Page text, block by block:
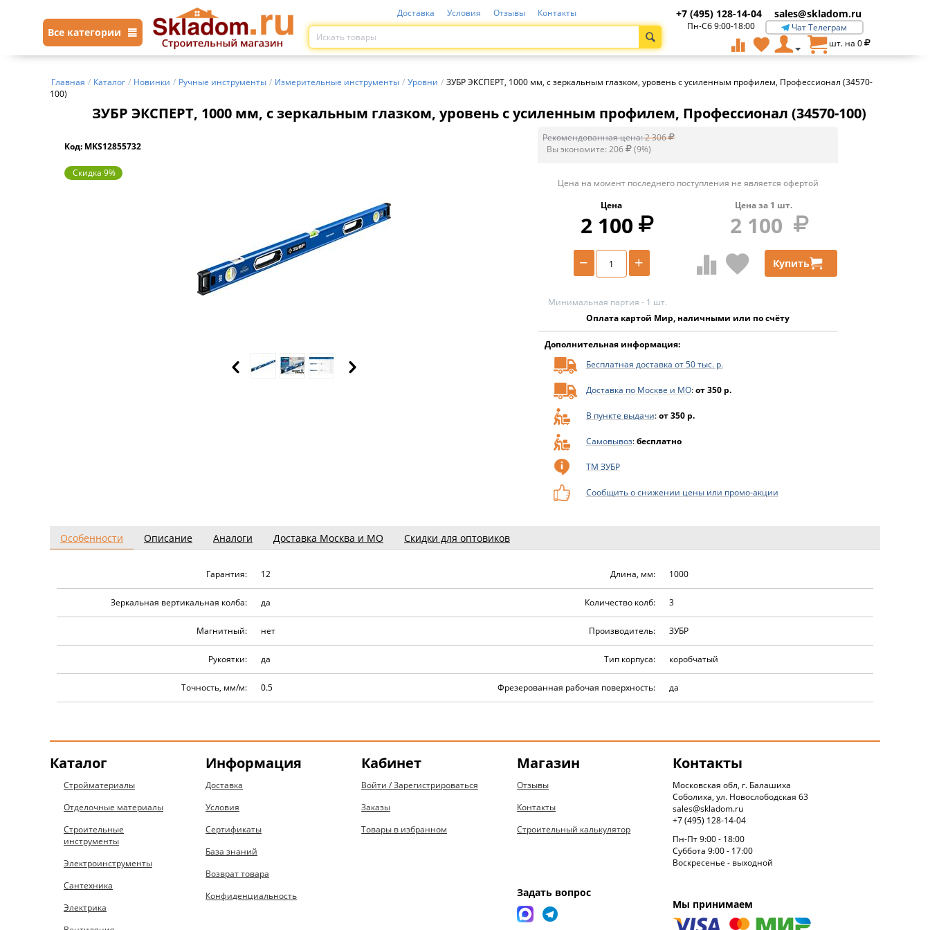
Все категории
Доставка Условия Отзывы Контакты +7 (495) 128-14-04 sales@skladom.ru
Пн-Сб 9:00-18:00
Чат Телеграм
шт. на 0
Главная / Каталог / Новинки / Ручные инструменты / Измерительные инструменты / Уровни / ЗУБР ЭКСПЕРТ, 1000 мм, с зеркальным глазком, уровень с усиленным профилем, Профессионал (34570-
100)
ЗУБР ЭКСПЕРТ, 1000 мм, с зеркальным глазком, уровень с усиленным профилем, Профессионал (34570-100)
Код: MKS12855732
Скидка 9%
Рекомендованная цена:2 306
Вы экономите:206 (9%)
Цена на момент последнего поступления не является офертой
Цена
2 100
Цена за 1 шт.
2 100
+
− Купить
Минимальная партия - 1 шт.
Оплата картой Мир, наличными или по счёту
Дополнительная информация:
Бесплатная доставка от 50 тыс. р.
Доставка по Москве и МО:от 350 р.
В пункте выдачи:от 350 р.
Самовывоз:бесплатно
ТМ ЗУБР
Сообщить о снижении цены или промо-акции
Особенности Описание Аналоги Доставка Москва и МО Скидки для оптовиков
Гарантия: 12 Длина, мм: 1000
Зеркальная вертикальная колба: да Количество колб: 3
Магнитный: нет Производитель: ЗУБР
Рукоятки: да Тип корпуса: коробчатый
Точность, мм/м: 0.5 Фрезерованная рабочая поверхность: да
Каталог
Стройматериалы
Отделочные материалы
Строительные
инструменты
Электроинструменты
Сантехника
Электрика
Информация
Доставка
Условия
Сертификаты
База знаний
Возврат товара
Конфиденциальность
Кабинет
Войти / Зарегистрироваться
Заказы
Товары в избранном
Магазин
Отзывы
Контакты
Строительный калькулятор
Задать вопрос
Контакты
Московская обл, г. Балашиха
Соболиха, ул. Новослободская 63
sales@skladom.ru
+7 (495) 128-14-04
Пн-Пт 9:00 - 18:00
Суббота 9:00 - 17:00
Воскресенье - выходной
Мы принимаем